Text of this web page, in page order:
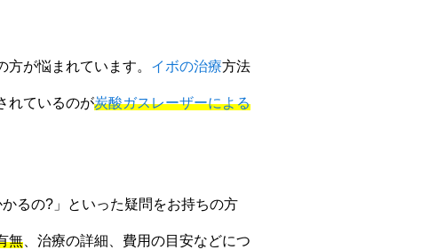
が悩まれています。 イボの治療方法
れているのが炭酸ガスレーザーによる
るの?」といった疑問をお持ちの方
無 、治療の詳細、費用の目安などにつ